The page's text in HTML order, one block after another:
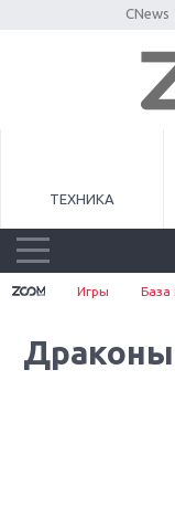
CNews
ТЕХНИКА
Игры База
Драконы